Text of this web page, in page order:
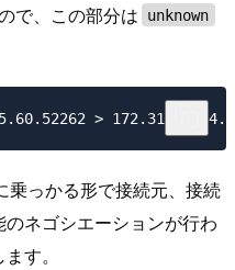
で、この部分は
unknown
乗っかる形で接続元、接続
ネゴシエーションが行わ
す。